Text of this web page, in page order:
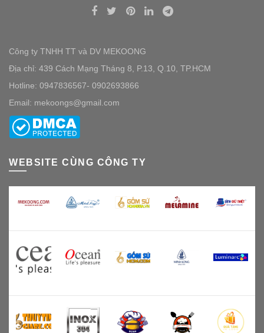
Công ty TNHH TT và DV MEKOONG
Địa chỉ: 439 Cách Mạng Tháng 8, P.13, Q.10, TP.HCM
Hotline: 0947836567- 0902693866
Email: mekoongs@gmail.com
WEBSITE CÙNG CÔNG TY